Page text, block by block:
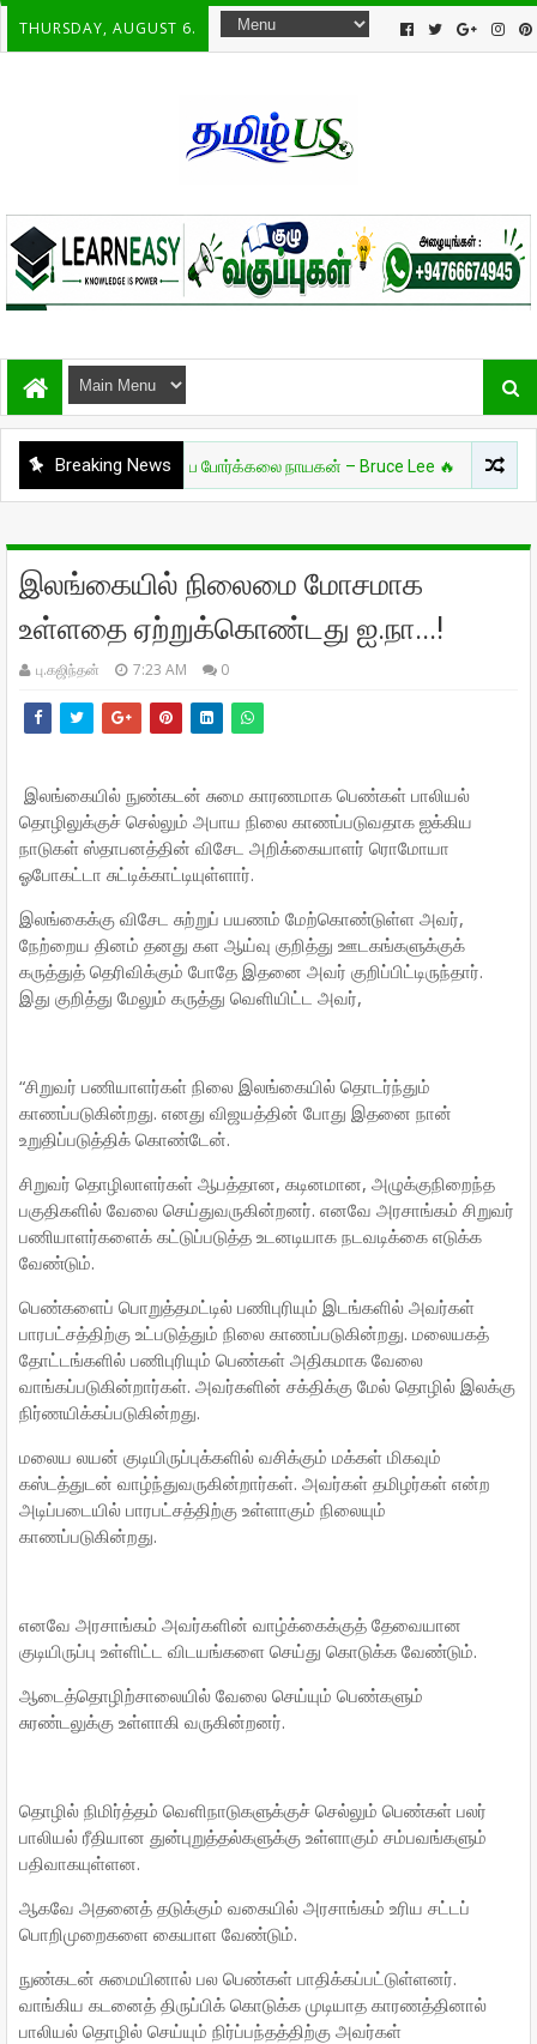
THURSDAY, AUGUST 6.
Breaking News
உலகை மாற்றிய போர்க்கலை நாயகன் – Bruce Lee 🔥 இலங்கை
இலங்கையில் நிலைமை மோசமாக
உள்ளதை ஏற்றுக்கொண்டது ஐ.நா...!
பு.கஜிந்தன் 7:23 AM 0
இலங்கையில் நுண்கடன் சுமை காரணமாக பெண்கள் பாலியல்
தொழிலுக்குச் செல்லும் அபாய நிலை காணப்படுவதாக ஐக்கிய
நாடுகள் ஸ்தாபனத்தின் விசேட அறிக்கையாளர் ரொமோயா
ஓபோகட்டா சுட்டிக்காட்டியுள்ளார்.
இலங்கைக்கு விசேட சுற்றுப் பயணம் மேற்கொண்டுள்ள அவர்,
நேற்றைய தினம் தனது கள ஆய்வு குறித்து ஊடகங்களுக்குக்
கருத்துத் தெரிவிக்கும் போதே இதனை அவர் குறிப்பிட்டிருந்தார்.
இது குறித்து மேலும் கருத்து வெளியிட்ட அவர்,
“சிறுவர் பணியாளர்கள் நிலை இலங்கையில் தொடர்ந்தும்
காணப்படுகின்றது. எனது விஜயத்தின் போது இதனை நான்
உறுதிப்படுத்திக் கொண்டேன்.
சிறுவர் தொழிலாளர்கள் ஆபத்தான, கடினமான, அழுக்குநிறைந்த
பகுதிகளில் வேலை செய்துவருகின்றனர். எனவே அரசாங்கம் சிறுவர்
பணியாளர்களைக் கட்டுப்படுத்த உடனடியாக நடவடிக்கை எடுக்க
வேண்டும்.
பெண்களைப் பொறுத்தமட்டில் பணிபுரியும் இடங்களில் அவர்கள்
பாரபட்சத்திற்கு உட்படுத்தும் நிலை காணப்படுகின்றது. மலையகத்
தோட்டங்களில் பணிபுரியும் பெண்கள் அதிகமாக வேலை
வாங்கப்படுகின்றார்கள். அவர்களின் சக்திக்கு மேல் தொழில் இலக்கு
நிர்ணயிக்கப்படுகின்றது.
மலைய லயன் குடியிருப்புக்களில் வசிக்கும் மக்கள் மிகவும்
கஸ்டத்துடன் வாழ்ந்துவருகின்றார்கள். அவர்கள் தமிழர்கள் என்ற
அடிப்படையில் பாரபட்சத்திற்கு உள்ளாகும் நிலையும்
காணப்படுகின்றது.
எனவே அரசாங்கம் அவர்களின் வாழ்க்கைக்குத் தேவையான
குடியிருப்பு உள்ளிட்ட விடயங்களை செய்து கொடுக்க வேண்டும்.
ஆடைத்தொழிற்சாலையில் வேலை செய்யும் பெண்களும்
சுரண்டலுக்கு உள்ளாகி வருகின்றனர்.
தொழில் நிமிர்த்தம் வெளிநாடுகளுக்குச் செல்லும் பெண்கள் பலர்
பாலியல் ரீதியான துன்புறுத்தல்களுக்கு உள்ளாகும் சம்பவங்களும்
பதிவாகயுள்ளன.
ஆகவே அதனைத் தடுக்கும் வகையில் அரசாங்கம் உரிய சட்டப்
பொறிமுறைகளை கையாள வேண்டும்.
நுண்கடன் சுமையினால் பல பெண்கள் பாதிக்கப்பட்டுள்ளனர்.
வாங்கிய கடனைத் திருப்பிக் கொடுக்க முடியாத காரணத்தினால்
பாலியல் தொழில் செய்யும் நிர்ப்பந்தத்திற்கு அவர்கள்